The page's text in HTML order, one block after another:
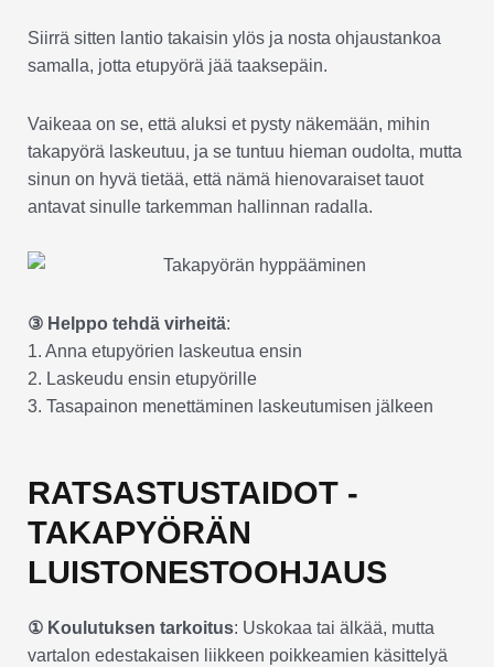
Siirrä sitten lantio takaisin ylös ja nosta ohjaustankoa
samalla, jotta etupyörä jää taaksepäin.
Vaikeaa on se, että aluksi et pysty näkemään, mihin
takapyörä laskeutuu, ja se tuntuu hieman oudolta, mutta
sinun on hyvä tietää, että nämä hienovaraiset tauot
antavat sinulle tarkemman hallinnan radalla.
③ Helppo tehdä virheitä:
1. Anna etupyörien laskeutua ensin
2. Laskeudu ensin etupyörille
3. Tasapainon menettäminen laskeutumisen jälkeen
RATSASTUSTAIDOT -
TAKAPYÖRÄN
LUISTONESTOOHJAUS
① Koulutuksen tarkoitus: Uskokaa tai älkää, mutta
vartalon edestakaisen liikkeen poikkeamien käsittelyä